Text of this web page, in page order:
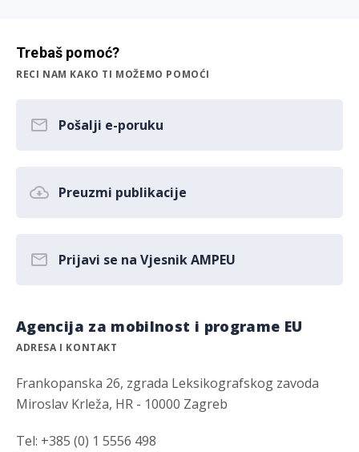
Trebaš pomoć?
RECI NAM KAKO TI MOŽEMO POMOĆI
Pošalji e-poruku
Preuzmi publikacije
Prijavi se na Vjesnik AMPEU
Agencija za mobilnost i programe EU
ADRESA I KONTAKT
Frankopanska 26, zgrada Leksikografskog zavoda
Miroslav Krleža, HR - 10000 Zagreb
Tel: +385 (0) 1 5556 498